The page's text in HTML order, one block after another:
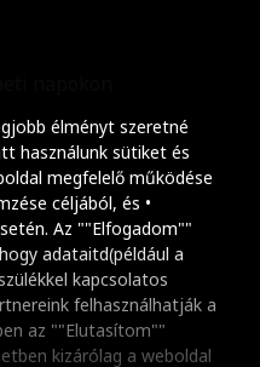
élményt szeretné
használunk sütiket és
megfelelő működése
céljából, és •
Az ""Elfogadom""
adataitd(például a
kapcsolatos
felhasználhatják a
az ""Elutasítom""
kizárólag a weboldal
Szöveg méretének
Szóköz növelése
Szóköz csökkentése
Sortávolság
Sortávolság